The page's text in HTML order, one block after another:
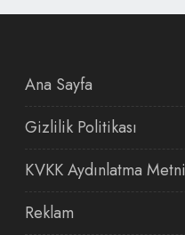
Ana Sayfa
Gizlilik Politikası
KVKK Aydınlatma Metni
Reklam